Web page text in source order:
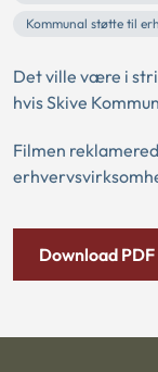
Kommunal støtte til
Det ville være i
hvis Skive
Filmen
Download PDF